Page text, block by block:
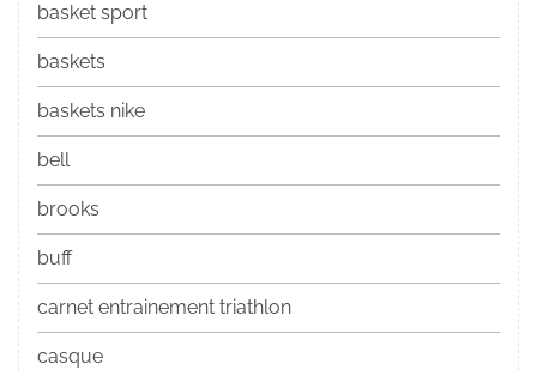
basket sport
baskets
baskets nike
bell
brooks
buff
carnet entrainement triathlon
casque